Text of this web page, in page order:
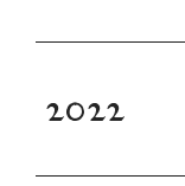
2022